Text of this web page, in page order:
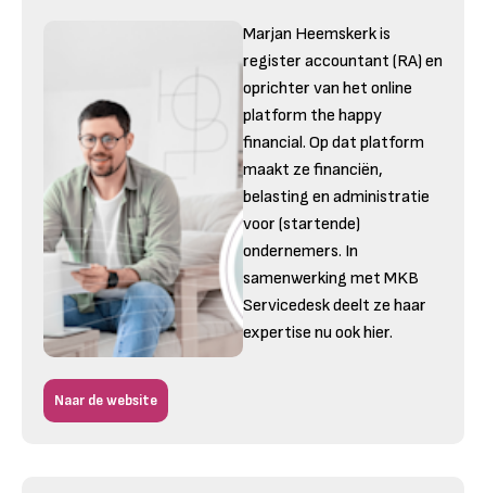
Marjan Heemskerk is
register accountant (RA) en
oprichter van het online
platform the happy
financial. Op dat platform
maakt ze financiën,
belasting en administratie
voor (startende)
ondernemers. In
samenwerking met MKB
Servicedesk deelt ze haar
expertise nu ook hier.
Naar de website